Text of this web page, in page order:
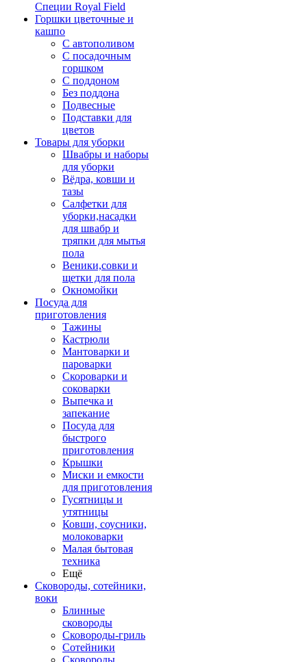
Специи Royal Field
Горшки цветочные и
кашпо
С автополивом
С посадочным
горшком
С поддоном
Без поддона
Подвесные
Подставки для
цветов
Товары для уборки
Швабры и наборы
для уборки
Вёдра, ковши и
тазы
Салфетки для
уборки,насадки
для швабр и
тряпки для мытья
пола
Веники,совки и
щетки для пола
Окномойки
Посуда для
приготовления
Тажины
Кастрюли
Мантоварки и
пароварки
Скороварки и
соковарки
Выпечка и
запекание
Посуда для
быстрого
приготовления
Крышки
Миски и емкости
для приготовления
Гусятницы и
утятницы
Ковши, соусники,
молоковарки
Малая бытовая
техника
Ещё
Сковороды, сотейники,
воки
Блинные
сковороды
Сковороды-гриль
Сотейники
Сковороды